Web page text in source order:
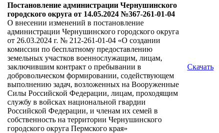
Постановление администрации Чернушинского
городского округа от 14.05.2024 №367-261-01-04
О внесении изменений в постановление
администрации Чернушинского городского округа
от 26.03.2024 г. № 212-261-01-04 «О создании
комиссии по бесплатному предоставлению
земельных участков военнослужащим, лицам,
заключившим контракт о пребывании в
добровольческом формировании, содействующем
выполнению задач, возложенных на Вооруженные
Силы Российской Федерации, лицам, проходящим
службу в войсках национальной гвардии
Российской Федерации, и членам их семей в
собственность на территории Чернушинского
городского округа Пермского края»
Скачать